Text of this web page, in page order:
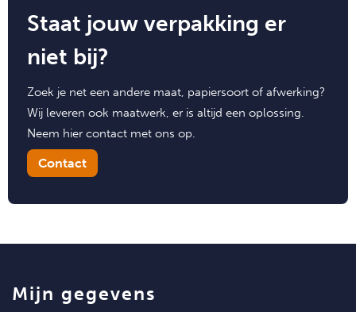
Staat jouw verpakking er
niet bij?
Zoek je net een andere maat, papiersoort of afwerking?
Wij leveren ook maatwerk, er is altijd een oplossing.
Neem hier contact met ons op.
Contact
mijn gegevens